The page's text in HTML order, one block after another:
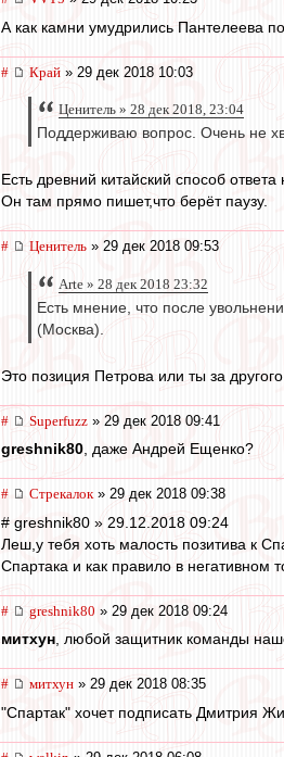
А как камни умудрились Пантелеева
# Край » 29 дек 2018 10:03
Ценитель » 28 дек 2018, 23:04
Поддерживаю вопрос. Очень не
Есть древний китайский способ
Он там прямо пишет,что берёт паузу.
# Ценитель » 29 дек 2018 09:53
Arte » 28 дек 2018 23:32
Есть мнение, что после
(Москва).
Это позиция Петрова или ты за
# Superfuzz » 29 дек 2018 09:41
greshnik80, даже Андрей Ещенко?
# Стрекалок» 29 дек 2018 09:38
# greshnik80 » 29.12.2018 09:24
Леш,у тебя хоть малость позитива к
Спартака и как правило в негативном
# greshnik80 » 29 дек 2018 09:24
митхун, любой защитник команды
# митхун » 29 дек 2018 08:35
"Спартак" хочет подписать Дмитрия